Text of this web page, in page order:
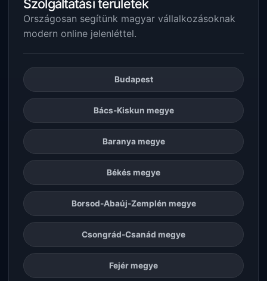
Szolgáltatási területek
Országosan segítünk magyar vállalkozásoknak
modern online jelenléttel.
Budapest
Bács-Kiskun megye
Baranya megye
Békés megye
Borsod-Abaúj-Zemplén megye
Csongrád-Csanád megye
Fejér megye